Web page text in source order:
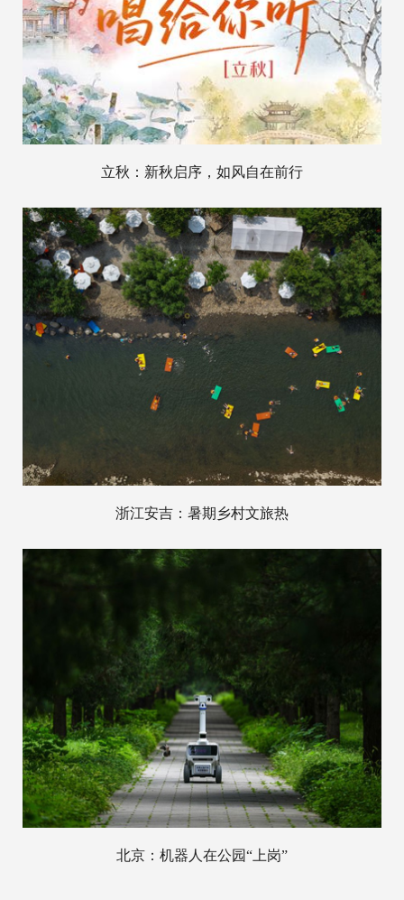
立秋：新秋启序，如风自在前行
浙江安吉：暑期乡村文旅热
北京：机器人在公园“上岗”